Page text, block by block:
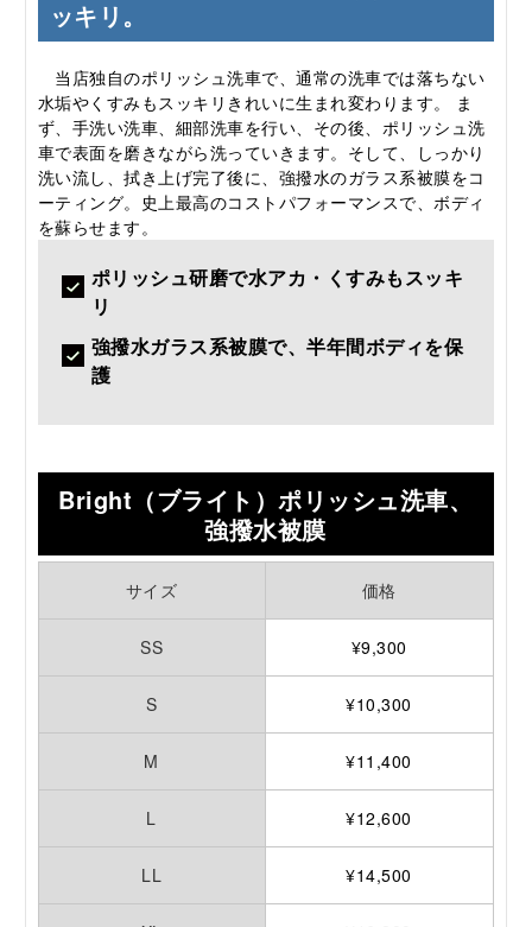
ッキリ。
当店独自のポリッシュ洗車で、通常の洗車では落ちない
水垢やくすみもスッキリきれいに生まれ変わります。 ま
ず、手洗い洗車、細部洗車を行い、その後、ポリッシュ洗
車で表面を磨きながら洗っていきます。そして、しっかり
洗い流し、拭き上げ完了後に、強撥水のガラス系被膜をコ
ーティング。史上最高のコストパフォーマンスで、ボディ
を蘇らせます。
ポリッシュ研磨で水アカ・くすみもスッキ
リ
強撥水ガラス系被膜で、半年間ボディを保
護
Bright（ブライト）ポリッシュ洗車、
強撥水被膜
サイズ 価格
SS ¥9,300
S ¥10,300
M ¥11,400
L ¥12,600
LL ¥14,500